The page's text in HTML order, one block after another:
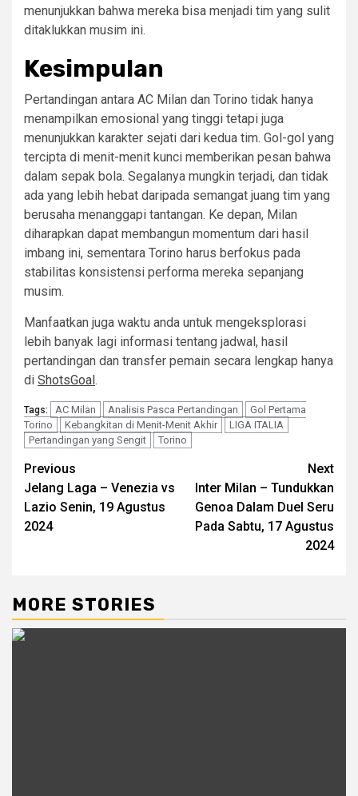
menunjukkan bahwa mereka bisa menjadi tim yang sulit
ditaklukkan musim ini.
Kesimpulan
Pertandingan antara AC Milan dan Torino tidak hanya
menampilkan emosional yang tinggi tetapi juga
menunjukkan karakter sejati dari kedua tim. Gol-gol yang
tercipta di menit-menit kunci memberikan pesan bahwa
dalam sepak bola. Segalanya mungkin terjadi, dan tidak
ada yang lebih hebat daripada semangat juang tim yang
berusaha menanggapi tantangan. Ke depan, Milan
diharapkan dapat membangun momentum dari hasil
imbang ini, sementara Torino harus berfokus pada
stabilitas konsistensi performa mereka sepanjang
musim.
Manfaatkan juga waktu anda untuk mengeksplorasi
lebih banyak lagi informasi tentang jadwal, hasil
pertandingan dan transfer pemain secara lengkap hanya
di ShotsGoal.
Tags: AC Milan Analisis Pasca Pertandingan
Gol Pertama
Torino
Kebangkitan di Menit-Menit Akhir
LIGA ITALIA
Pertandingan yang Sengit
Torino
Post
navigation
Previous
Jelang Laga – Venezia vs
Lazio Senin, 19 Agustus
2024
Next
Inter Milan – Tundukkan
Genoa Dalam Duel Seru
Pada Sabtu, 17 Agustus
2024
MORE STORIES